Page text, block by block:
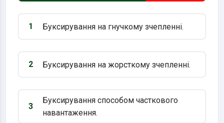
Варіант 1:
1 Буксирування на гнучкому зчепленні.
Варіант 2:
2 Буксирування на жорсткому зчепленні.
Варіант 3:
3
Буксирування способом часткового
навантаження.